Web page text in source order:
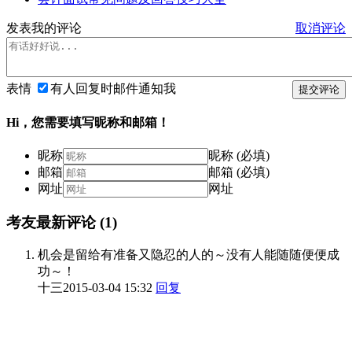
发表我的评论 取消评论
提交评论
表情 有人回复时邮件通知我
Hi，您需要填写昵称和邮箱！
昵称
昵称 (必填)
邮箱
邮箱 (必填)
网址
网址
考友最新评论(1)
机会是留给有准备又隐忍的人的～没有人能随随便便成
功～！
十三2015-03-04 15:32 回复